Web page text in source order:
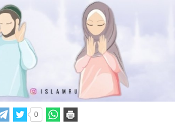
0